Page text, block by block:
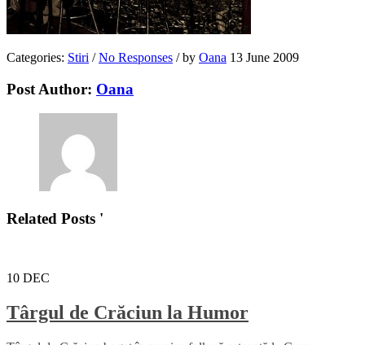
Categories: Stiri / No Responses /by Oana 13 June 2009
Post Author: Oana
Related Posts '
10 DEC
Târgul de Crăciun la Humor